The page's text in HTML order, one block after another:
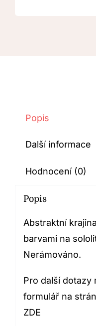
Popis
Další informace
Hodnocení (0)
Popis
Abstraktní
barvami na
Nerámováno.
Pro další dotazy
formulář na
ZDE